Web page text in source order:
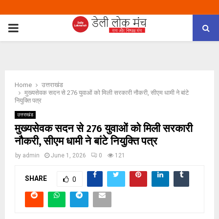
PRIMARY
Home
उत्तराखंड
मुख्यसेवक सदन से 276 युवाओं को मिली सरकारी नौकरी, सीएम धामी ने बांटे
नियुक्ति पत्र
उत्तराखंड
मुख्यसेवक सदन से 276 युवाओं को मिली सरकारी
नौकरी, सीएम धामी ने बांटे नियुक्ति पत्र
by admin June 1, 2026 0 121
SHARE 0